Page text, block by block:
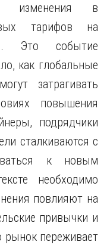
изменения в
тарифов на
Это событие
как глобальные
затрагивать
повышения
подрядчики
сталкиваются с
к новым
необходимо
повлияют на
привычки и
рынок переживает